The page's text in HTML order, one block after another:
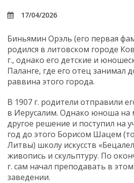
17/04/2026
Биньямин Орэль (его первая
родился в литовском городе
г., однако его детские и
Паланге, где его отец занимал
раввина этого города.
В 1907 г. родители отправили
в Иерусалим. Однако юноша на
другое решение и поступил на
год до этого Борисом Шацем
Литвы) школу искусств
живопись и скульптуру. По
г. сам начал преподавать в
заведении.